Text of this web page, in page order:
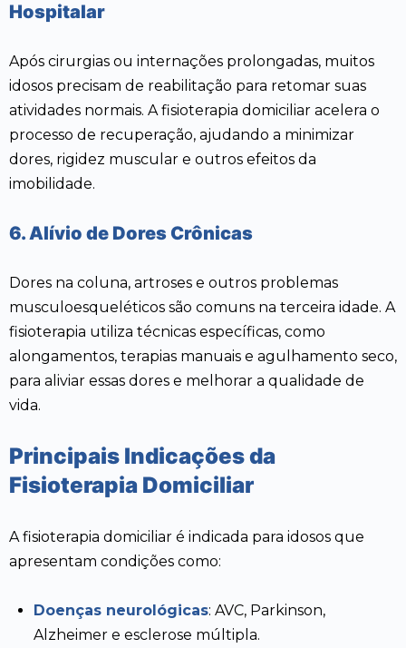
Hospitalar
Após cirurgias ou internações prolongadas, muitos
idosos precisam de reabilitação para retomar suas
atividades normais. A fisioterapia domiciliar acelera o
processo de recuperação, ajudando a minimizar
dores, rigidez muscular e outros efeitos da
imobilidade.
6. Alívio de Dores Crônicas
Dores na coluna, artroses e outros problemas
musculoesqueléticos são comuns na terceira idade. A
fisioterapia utiliza técnicas específicas, como
alongamentos, terapias manuais e agulhamento seco,
para aliviar essas dores e melhorar a qualidade de
vida.
Principais Indicações da
Fisioterapia Domiciliar
A fisioterapia domiciliar é indicada para idosos que
apresentam condições como:
Doenças neurológicas: AVC, Parkinson,
Alzheimer e esclerose múltipla.